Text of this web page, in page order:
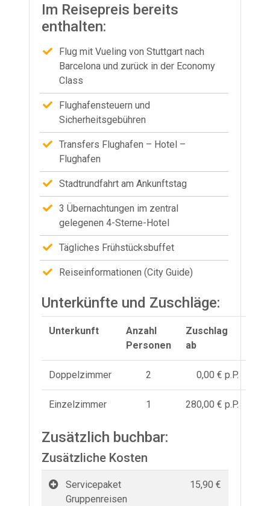
Im Reisepreis bereits
enthalten:
Flug mit Vueling von Stuttgart nach
Barcelona und zurück in der Economy
Class
Flughafensteuern und
Sicherheitsgebühren
Transfers Flughafen – Hotel –
Flughafen
Stadtrundfahrt am Ankunftstag
3 Übernachtungen im zentral
gelegenen 4-Sterne-Hotel
Tägliches Frühstücksbuffet
Reiseinformationen (City Guide)
Unterkünfte und Zuschläge:
Unterkunft
Anzahl
Personen
Zuschlag
ab
Doppelzimmer 2 0,00 € p.P.
Einzelzimmer 1 280,00 € p.P.
Zusätzlich buchbar:
Zusätzliche Kosten
Servicepaket
Gruppenreisen
15,90 €